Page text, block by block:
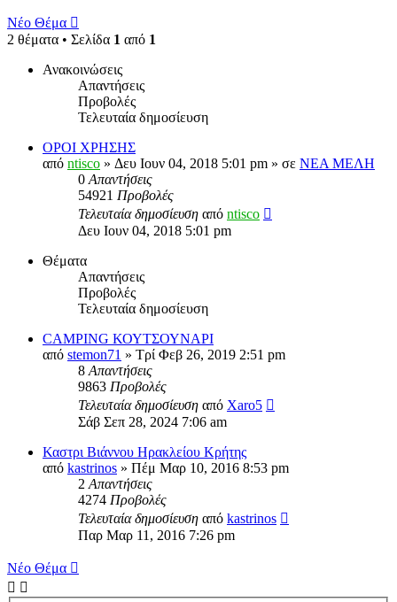
Νέο Θέμα
2 θέματα • Σελίδα 1 από 1
Ανακοινώσεις
Απαντήσεις
Προβολές
Τελευταία δημοσίευση
ΟΡΟΙ ΧΡΗΣΗΣ
από ntisco » Δευ Ιουν 04, 2018 5:01 pm » σε ΝΕΑ ΜΕΛΗ
0 Απαντήσεις
54921 Προβολές
Τελευταία δημοσίευση από ntisco
Δευ Ιουν 04, 2018 5:01 pm
Θέματα
Απαντήσεις
Προβολές
Τελευταία δημοσίευση
CAMPING ΚΟΥΤΣΟΥΝΑΡΙ
από stemon71 » Τρί Φεβ 26, 2019 2:51 pm
8 Απαντήσεις
9863 Προβολές
Τελευταία δημοσίευση από Xaro5
Σάβ Σεπ 28, 2024 7:06 am
Καστρι Βιάννου Ηρακλείου Κρήτης
από kastrinos » Πέμ Μαρ 10, 2016 8:53 pm
2 Απαντήσεις
4274 Προβολές
Τελευταία δημοσίευση από kastrinos
Παρ Μαρ 11, 2016 7:26 pm
Νέο Θέμα